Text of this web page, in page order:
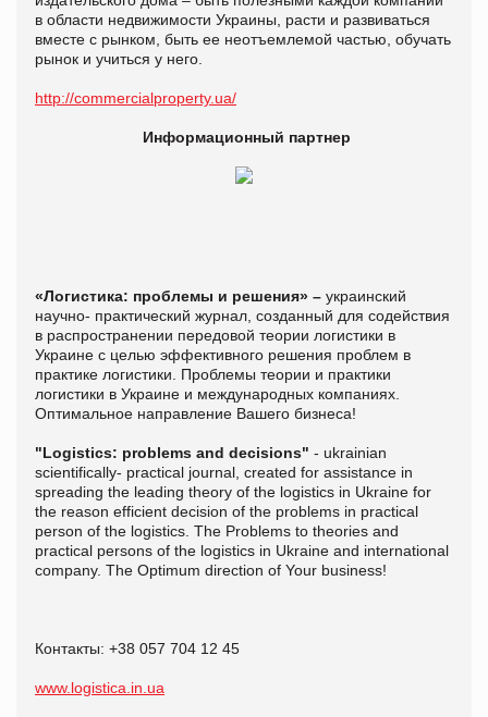
в области недвижимости Украины, расти и развиваться
вместе с рынком, быть ее неотъемлемой частью, обучать
рынок и учиться у него.
http://commercialproperty.ua/
Информационный партнер
«Логистика: проблемы и решения» – украинский
научно- практический журнал, созданный для содействия
в распространении передовой теории логистики в
Украине с целью эффективного решения проблем в
практике логистики. Проблемы теории и практики
логистики в Украине и международных компаниях.
Оптимальное направление Вашего бизнеса!
"Logistics: problems and decisions" - ukrainian
scientifically- practical journal, created for assistance in
spreading the leading theory of the logistics in Ukraine for
the reason efficient decision of the problems in practical
person of the logistics. The Problems to theories and
practical persons of the logistics in Ukraine and international
company. The Optimum direction of Your business!
Контакты: +38 057 704 12 45
www.logistica.in.ua